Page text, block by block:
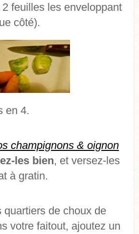
feuilles les enveloppant
côté).
en 4.
champignons & oignon
les bien, et versez-les
à gratin.
quartiers de choux de
votre faitout, ajoutez un